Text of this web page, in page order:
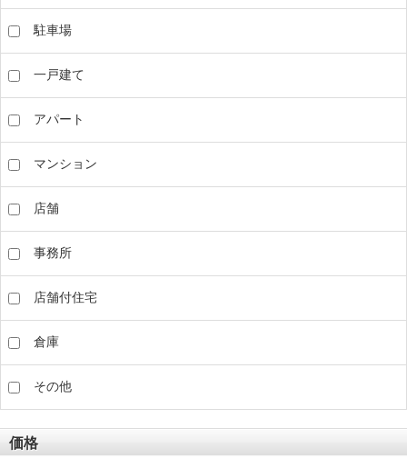
駐車場
一戸建て
アパート
マンション
店舗
事務所
店舗付住宅
倉庫
その他
価格